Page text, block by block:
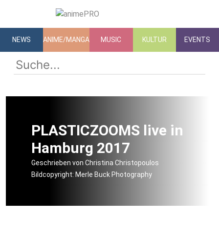
NEWS ANIME/MANGA MUSIC KULTUR EVENTS
PLASTICZOOMS live in
Hamburg 2017
Geschrieben von Christina Christopoulos
Bildcopyright: Merle Buck Photography